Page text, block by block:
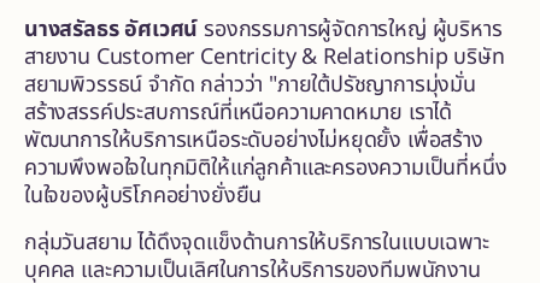
นางสรัลธร อัศเวศน์รองกรรมการผู้จัดการใหญ่ ผู้บริหาร
สายงาน Customer Centricity & Relationship บริษัท
สยามพิวรรธน์ จำกัด กล่าวว่า "ภายใต้ปรัชญาการมุ่งมั่น
สร้างสรรค์ประสบการณ์ที่เหนือความคาดหมาย เราได้
พัฒนาการให้บริการเหนือระดับอย่างไม่หยุดยั้ง เพื่อสร้าง
ความพึงพอใจในทุกมิติให้แก่ลูกค้าและครองความเป็นที่หนึ่ง
ในใจของผู้บริโภคอย่างยั่งยืน
กลุ่มวันสยาม ได้ดึงจุดแข็งด้านการให้บริการในแบบเฉพาะ
บุคคล และความเป็นเลิศในการให้บริการของทีมพนักงาน